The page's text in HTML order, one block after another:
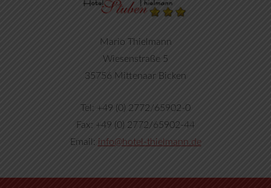
Mario Thielmann
Wiesenstraße 5
35756 Mittenaar Bicken
Tel: +49 (0) 2772/65902-0
Fax: +49 (0) 2772/65902-44
Email: info@hotel-thielmann.de